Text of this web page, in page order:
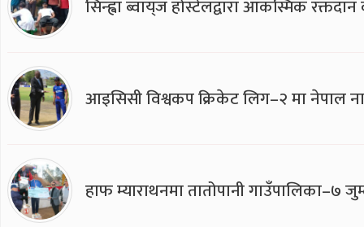
सिन्ह्वा ब्वाय्‌ज होस्टेलद्वारा आकस्मिक
आइसिसी विश्वकप क्रिकेट लिग–२ मा नेपाल
हाफ म्याराथनमा तातोपानी गाउँपालिका–७